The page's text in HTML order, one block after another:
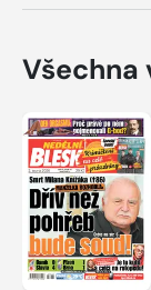
Všechna